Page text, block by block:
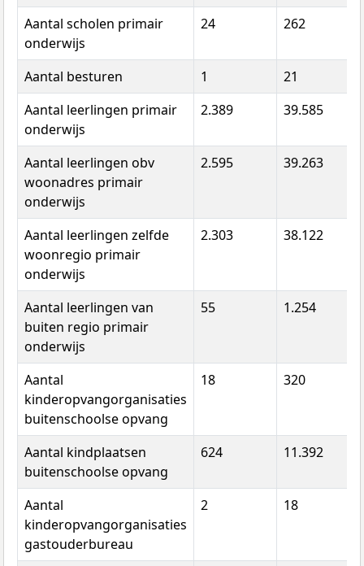
Aantal scholen primair
onderwijs
24 262
Aantal besturen 1 21
Aantal leerlingen primair
onderwijs
2.389 39.585
Aantal leerlingen obv
woonadres primair
onderwijs
2.595 39.263
Aantal leerlingen zelfde
woonregio primair
onderwijs
2.303 38.122
Aantal leerlingen van
buiten regio primair
onderwijs
55 1.254
Aantal
kinderopvangorganisaties
buitenschoolse opvang
18 320
Aantal kindplaatsen
buitenschoolse opvang
624 11.392
Aantal
kinderopvangorganisaties
gastouderbureau
2 18